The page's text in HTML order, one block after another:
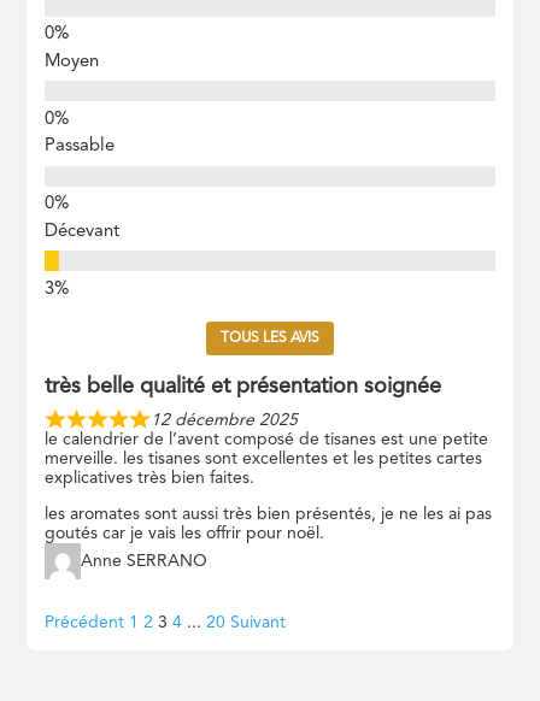
Moyen
Passable
Décevant
TOUS LES AVIS
très belle qualité et présentation soignée
12 décembre 2025
le calendrier de l’avent composé de tisanes est une petite
merveille. les tisanes sont excellentes et les petites cartes
explicatives très bien faites.
les aromates sont aussi très bien présentés, je ne les ai pas
goutés car je vais les offrir pour noël.
Anne SERRANO
Navigation
Précédent Page
1 Page
2 Page
3 Page
4 ... Page
20 Suivant